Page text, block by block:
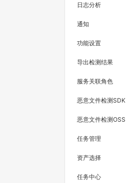
日志分析
通知
功能设置
导出检测结果
服务关联角色
恶意文件检测SDK
恶意文件检测OSS
任务管理
资产选择
任务中心